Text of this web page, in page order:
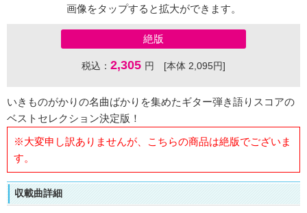
画像をタップすると拡大ができます。
絶版
税込： 2,305 円 [本体 2,095円]
いきものがかりの名曲ばかりを集めたギター弾き語りスコアの
ベストセレクション決定版！
※大変申し訳ありませんが、こちらの商品は絶版でございま
す。
収載曲詳細